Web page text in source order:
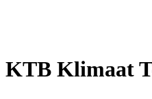
KTB Klimaat